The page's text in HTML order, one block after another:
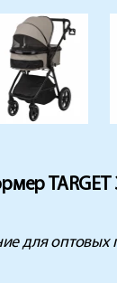
для оптовых